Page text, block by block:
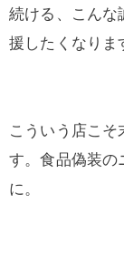
続ける、こんな
援したくなりま
こういう店こそ
す。食品偽装の
に。